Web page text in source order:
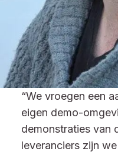
“We vroegen een
eigen demo-
demonstraties van
leveranciers zijn